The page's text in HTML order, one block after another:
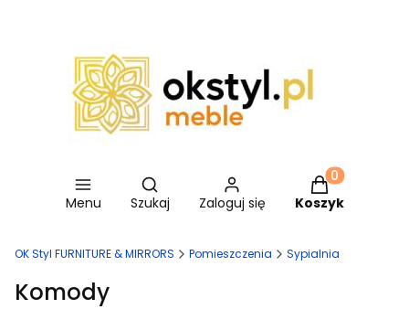
Menu
Otwórz wyszukiwarkę
Szukaj Zaloguj się
Produkty w
Koszyk
OK Styl FURNITURE & MIRRORS Pomieszczenia Sypialnia
Komody